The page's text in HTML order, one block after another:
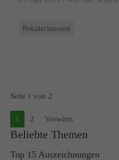
Pokalschiessen
Seite 1 von 2
1 2 Vorwärts
Beliebte Themen
Top 15 Auszeichnungen